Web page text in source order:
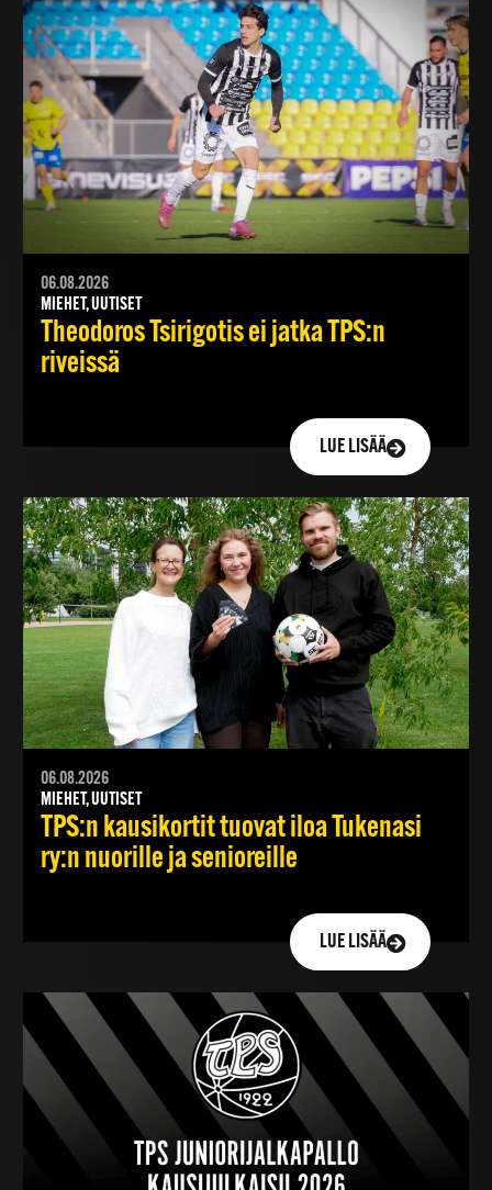
06.08.2026
MIEHET, UUTISET
Theodoros Tsirigotis ei jatka TPS:n
riveissä
LUE LISÄÄ
06.08.2026
MIEHET, UUTISET
TPS:n kausikortit tuovat iloa Tukenasi
ry:n nuorille ja senioreille
LUE LISÄÄ